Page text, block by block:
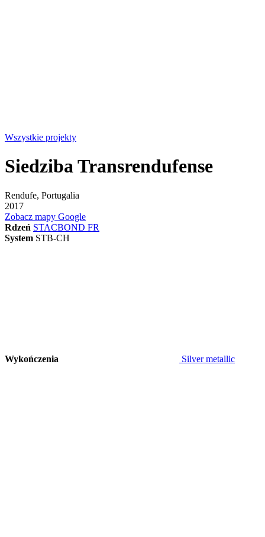
Wszystkie projekty
Siedziba Transrendufense
Rendufe, Portugalia
2017
Zobacz mapy Google
Rdzeń STACBOND FR
System STB-CH
Wykończenia Silver metallic